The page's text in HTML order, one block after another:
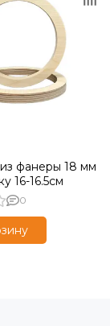
фанеры 18 мм
16-16.5см
0